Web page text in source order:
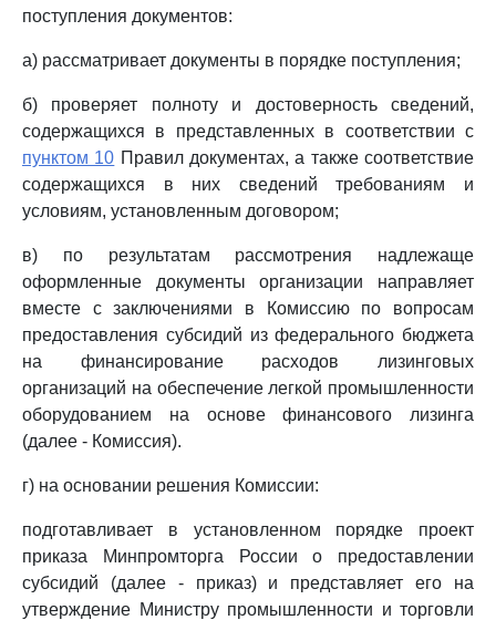
поступления документов:
а) рассматривает документы в порядке поступления;
б) проверяет полноту и достоверность сведений,
содержащихся в представленных в соответствии с
пунктом 10 Правил документах, а также соответствие
содержащихся в них сведений требованиям и
условиям, установленным договором;
в) по результатам рассмотрения надлежаще
оформленные документы организации направляет
вместе с заключениями в Комиссию по вопросам
предоставления субсидий из федерального бюджета
на финансирование расходов лизинговых
организаций на обеспечение легкой промышленности
оборудованием на основе финансового лизинга
(далее - Комиссия).
г) на основании решения Комиссии:
подготавливает в установленном порядке проект
приказа Минпромторга России о предоставлении
субсидий (далее - приказ) и представляет его на
утверждение Министру промышленности и торговли